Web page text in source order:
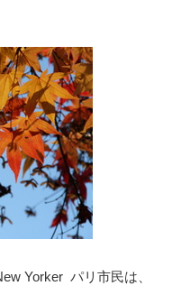
Yorker パリ市民は、